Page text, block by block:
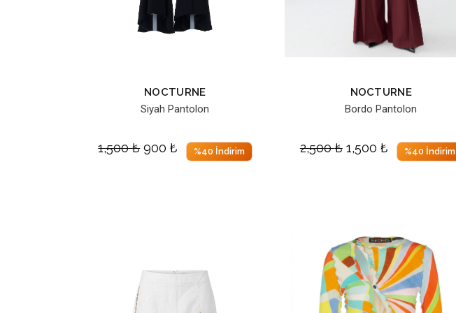
NOCTURNE
Siyah Pantolon
1,500₺ 900₺ %40 İndirim
NOCTURNE
Bordo Pantolon
2,500₺ 1,500 ₺ %40 İndirim